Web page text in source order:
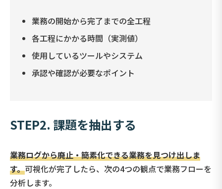
業務の開始から完了までの全工程
各工程にかかる時間（実測値）
使用しているツールやシステム
承認や確認が必要なポイント
STEP2. 課題を抽出する
業務ログから廃止・簡素化できる業務を見つけ出しま
す。可視化が完了したら、次の4つの観点で業務フローを
分析します。